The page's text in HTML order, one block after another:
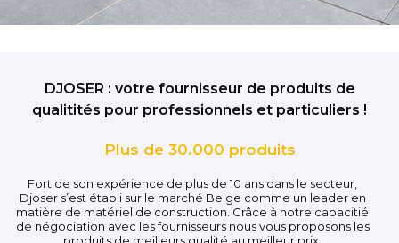
DJOSER : votre fournisseur de produits de
qualitités pour professionnels et particuliers !
Plus de 30.000 produits
Fort de son expérience de plus de 10 ans dans le secteur,
Djoser s’est établi sur le marché Belge comme un leader en
matière de matériel de construction. Grâce à notre capacitié
de négociation avec les fournisseurs nous vous proposons les